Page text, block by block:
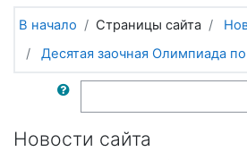
В начало Страницы сайта
Деcятая заочная Олимпиада
Поиск по форумам
Новости сайта